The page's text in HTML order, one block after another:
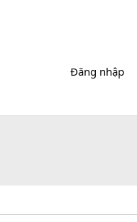
Đăng nhập